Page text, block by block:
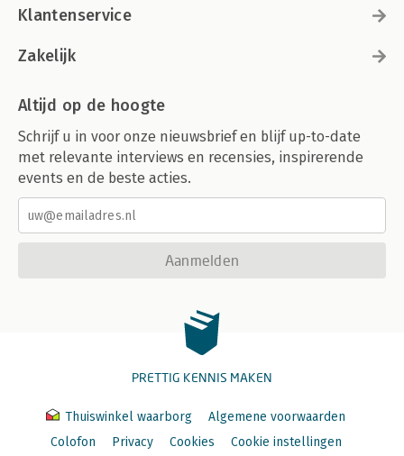
Klantenservice
Zakelijk
Altijd op de hoogte
Schrijf u in voor onze nieuwsbrief en blijf up-to-date
met relevante interviews en recensies, inspirerende
events en de beste acties.
Aanmelden
PRETTIG KENNIS MAKEN
Thuiswinkel waarborg
Algemene voorwaarden
Colofon
Privacy Cookies Cookie instellingen